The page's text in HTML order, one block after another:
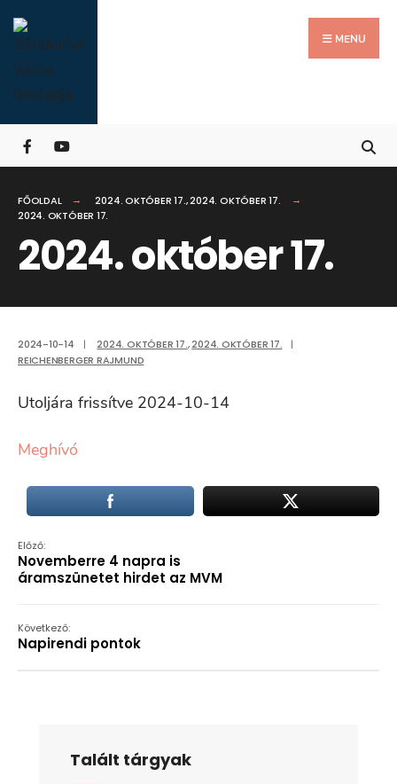
Skip
to
content
MENU
FŐOLDAL 2024. OKTÓBER 17.,2024. OKTÓBER 17.
2024. OKTÓBER 17.
2024. október 17.
2024-10-14 | 2024. OKTÓBER 17.,2024. OKTÓBER 17.
|
REICHENBERGER RAJMUND
Utoljára frissítve 2024-10-14
Meghívó
Előző:
Novemberre 4 napra is
áramszünetet hirdet az MVM
Következő:
Napirendi pontok
Talált tárgyak
for:
Close